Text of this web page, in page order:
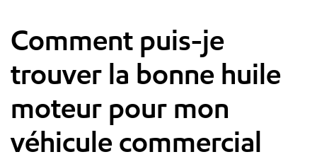
Comment puis-je
trouver la bonne huile
moteur pour mon
véhicule commercial